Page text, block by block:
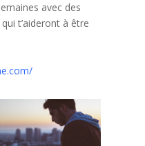
avec des
t’aideront à être